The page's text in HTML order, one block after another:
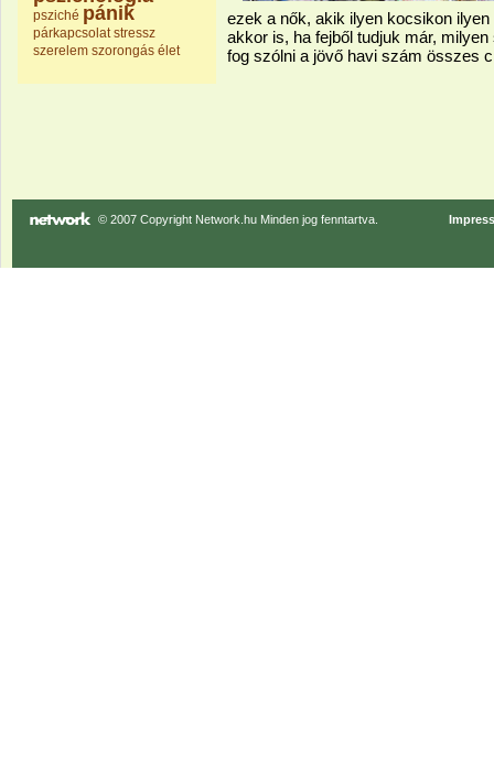
psziché pánik
párkapcsolat stressz
szerelem szorongás élet
ezek a nők, akik ilyen kocsikon
akkor is, ha fejből tudjuk már,
fog szólni a jövő havi szám összes
© 2007 Copyright Network.hu Minden jog fenntartva.